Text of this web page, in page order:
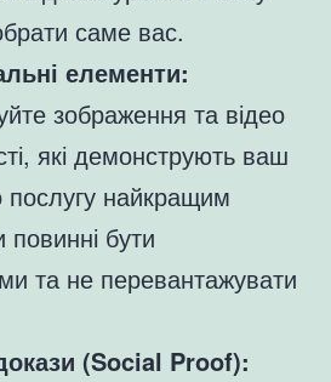
саме вас.
елементи:
зображення та відео
які демонструють ваш
послугу найкращим
бути
та не перевантажувати
(Social Proof):